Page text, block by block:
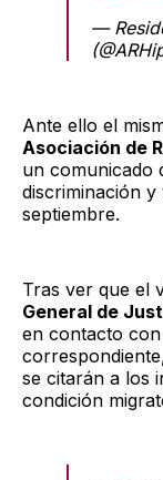
—
Ante ello el
Asociación de
un comunicado
discriminación y
septiembre.
Tras ver que el
General de
en contacto
se citarán a los
condición